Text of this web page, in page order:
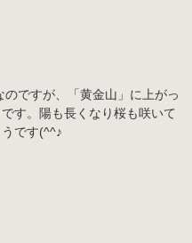
ですが、「黄金山」に上がっ
す。陽も長くなり桜も咲いて
です(^^♪